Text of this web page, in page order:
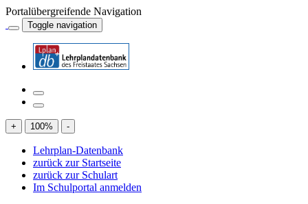
Portalübergreifende Navigation
Toggle navigation
+ 100% -
Lehrplan-Datenbank
zurück zur Startseite
zurück zur Schulart
Im Schulportal anmelden